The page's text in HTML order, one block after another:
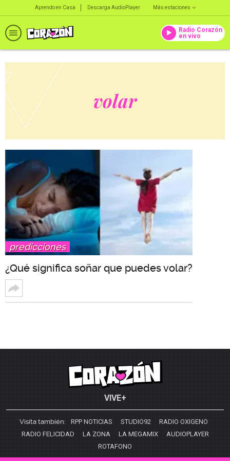
Aprendo en Casa Descarga AudioPlayer Más estaciones
Radio Corazón
en vivo
volar
predicciones
¿Qué significa soñar que puedes volar?
VIVE+
Visita también: RPP NOTICIAS STUDIO92
RADIO OXIGENO
RADIO FELICIDAD
LA ZONA LA MEGAMIX
AUDIOPLAYER
ROTAFONO